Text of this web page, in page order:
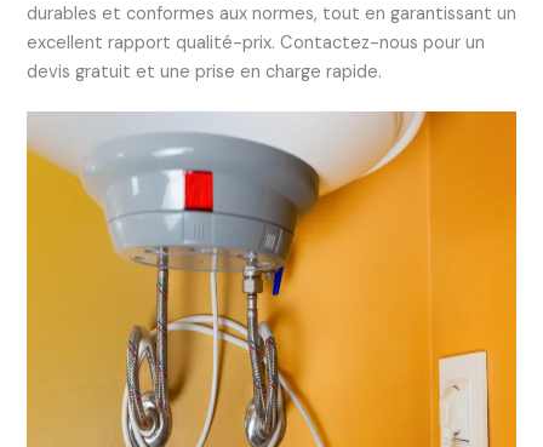
durables et conformes aux normes, tout en garantissant un
excellent rapport qualité-prix. Contactez-nous pour un
devis gratuit et une prise en charge rapide.